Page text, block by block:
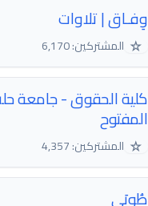
وِفـاق | تلاوات
☆ المشتركين: 6,170
كلية الحقوق - جامعة
المفتوح
☆ المشتركين: 4,357
طُوبَى